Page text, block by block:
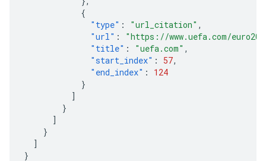
{
"type" : "url_citation" ,
"url" :
"https://www.uefa.com/
"title" : "uefa.com" ,
"start_index" : 57,
"end_index" :
124
}
]
}
]
}
]
}